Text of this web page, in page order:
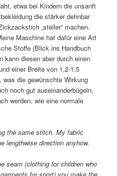
etwa bei Kindern die unsanft
die stärker dehnbar
„steiler“ machen.
Maschine hat dafür eine Art
Stoffe (Blick ins Handbuch
kann diesen aber durch einen
einer Breite von 1,2-1,5
die gewünschte Wirkung
noch gut auseinanderbügeln,
werden, wie eine normale
the same stitch. My fabric
lengthwise direction anyhow.
seam (clothing for children who